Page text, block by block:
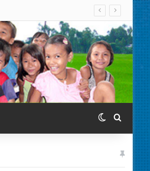
Switch skin
Search